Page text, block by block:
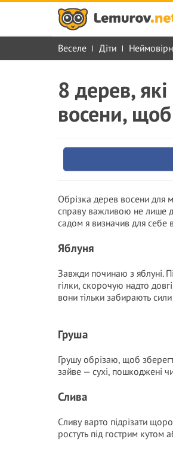
Веселе Діти
8 дерев,
восени,
Обрізка дерев восени для
справу важливою не лише
садом я визначив для себе
Яблуня
Завжди починаю з яблуні.
гілки, скорочую надто
вони тільки забирають
Груша
Грушу обрізаю, щоб
зайве — сухі, пошкоджені
Слива
Сливу варто підрізати
ростуть під гострим